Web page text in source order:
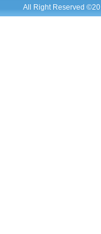
All Right Reserved